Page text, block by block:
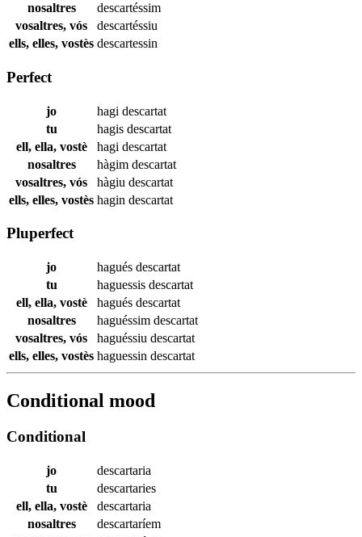
nosaltres
descartéssim
vosaltres, vós
descartéssiu
ells, elles, vostès descartessin
Perfect
jo hagi descartat
tu
hagis descartat
ell, ella, vostè
hagi descartat
nosaltres
hàgim descartat
vosaltres, vós
hàgiu descartat
ells, elles, vostès hagin descartat
Pluperfect
jo hagués descartat
tu
haguessis descartat
ell, ella, vostè
hagués descartat
nosaltres
haguéssim descartat
vosaltres, vós
haguéssiu descartat
ells, elles, vostès haguessin descartat
Conditional mood
Conditional
jo
descartaria
tu
descartaries
ell, ella, vostè
descartaria
nosaltres
descartaríem